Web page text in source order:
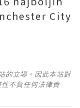
City
的立場。因此本站對
不負任何法律責